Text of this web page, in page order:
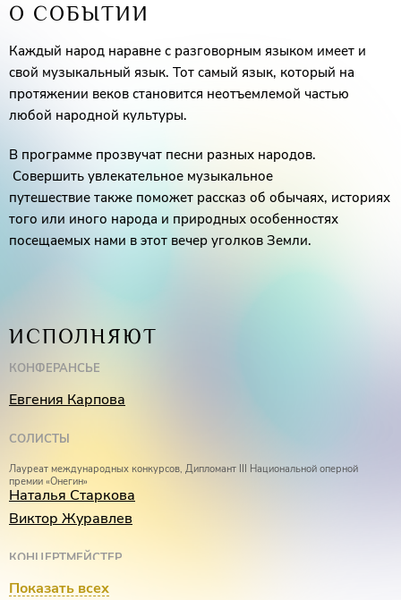
О СОБЫТИИ
Каждый народ наравне с разговорным языком имеет и
свой музыкальный язык. Тот самый язык, который на
протяжении веков становится неотъемлемой частью
любой народной культуры.
В программе прозвучат песни разных народов.
Совершить увлекательное музыкальное
путешествие также поможет рассказ об обычаях, историях
того или иного народа и природных особенностях
посещаемых нами в этот вечер уголков Земли.
ИСПОЛНЯЮТ
КОНФЕРАНСЬЕ
Евгения Карпова
СОЛИСТЫ
Лауреат международных конкурсов, Дипломант III Национальной оперной
премии «Онегин»
Наталья Старкова
Виктор Журавлев
КОНЦЕРТМЕЙСТЕР
Елена Одинцова
Показать всех